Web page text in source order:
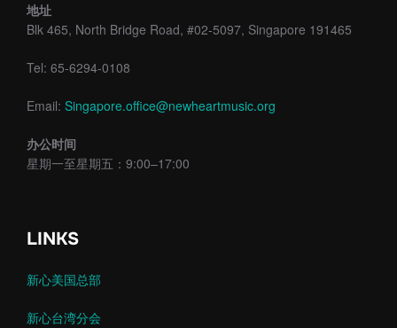
地址
Blk 465, North Bridge Road, #02-5097, Singapore 191465
Tel: 65-6294-0108
Email: Singapore.office@newheartmusic.org
办公时间
星期一至星期五：9:00–17:00
LINKS
新心美国总部
新心台湾分会